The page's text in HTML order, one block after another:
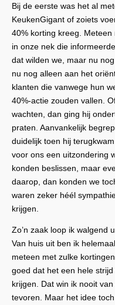
Bij de eerste was het al
KeukenGigant of zoiets
40% korting kreeg.
in onze nek die
dat wilden we, maar nu
nu nog alleen aan het
klanten die vanwege hun
40%-actie zouden vallen.
wachten, dan ging hij
praten. Aanvankelijk
duidelijk toen hij
voor ons een uitzondering
konden beslissen, maar
daarop, dan konden we
waren zeker héél
krijgen.
Zo’n zaak loop ik walgend
Van huis uit ben ik
meteen met zulke
goed dat het een hele
krijgen. Dat win ik nooit
tevoren. Maar het idee